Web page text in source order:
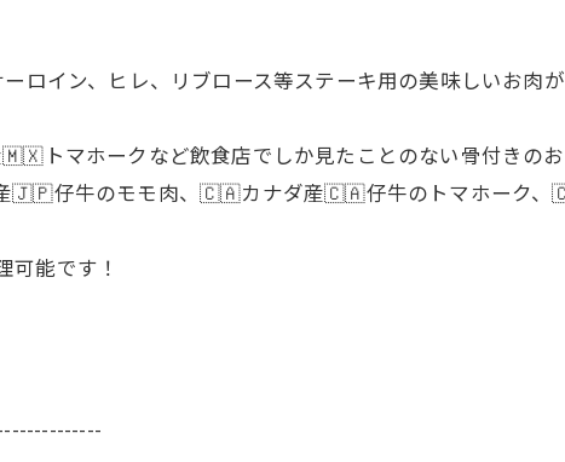
ロイン、ヒレ、リブロース等ステーキ用の美味しいお肉
マホークなど飲食店でしか見たことのない骨付きのお
🇯🇵仔牛のモモ肉、🇨🇦カナダ産🇨🇦仔牛のトマホーク
可能です！